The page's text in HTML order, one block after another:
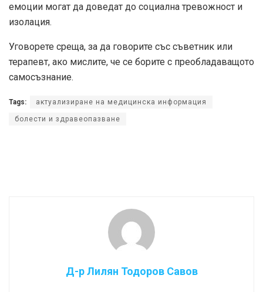
емоции могат да доведат до социална тревожност и
изолация.
Уговорете среща, за да говорите със съветник или
терапевт, ако мислите, че се борите с преобладаващото
самосъзнание.
Tags: актуализиране на медицинска информация
болести и здравеопазване
Д-р Лилян Тодоров Савов